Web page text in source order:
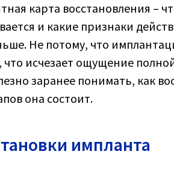
карта восстановления –
и какие признаки
Не потому, что
исчезает ощущение
заранее понимать, как
она состоит.
импланта